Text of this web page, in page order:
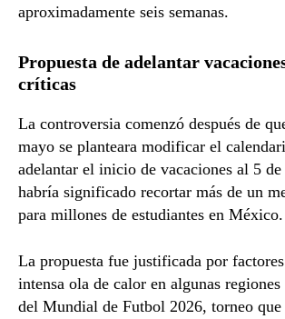
aproximadamente seis semanas.
Propuesta de adelantar
críticas
La controversia comenzó después de
mayo se planteara modificar el
adelantar el inicio de vacaciones al 5
habría significado recortar más de un
para millones de estudiantes en México.
La propuesta fue justificada por
intensa ola de calor en algunas
del Mundial de Futbol 2026, torneo que